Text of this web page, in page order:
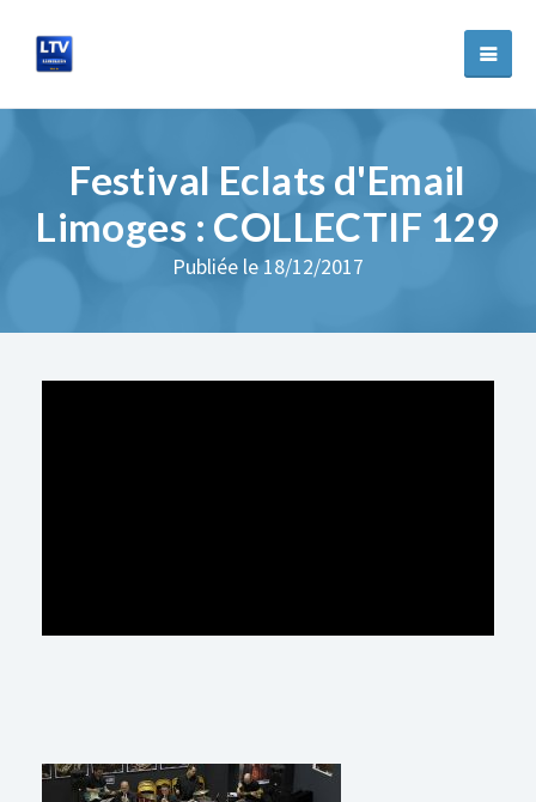
Festival Eclats d'Email
Limoges : COLLECTIF 129
Publiée le 18/12/2017